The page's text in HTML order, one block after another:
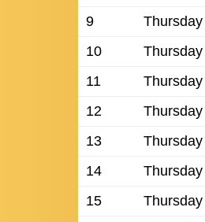
9
Thursday
10
Thursday
11
Thursday
12
Thursday
13
Thursday
14
Thursday
15
Thursday